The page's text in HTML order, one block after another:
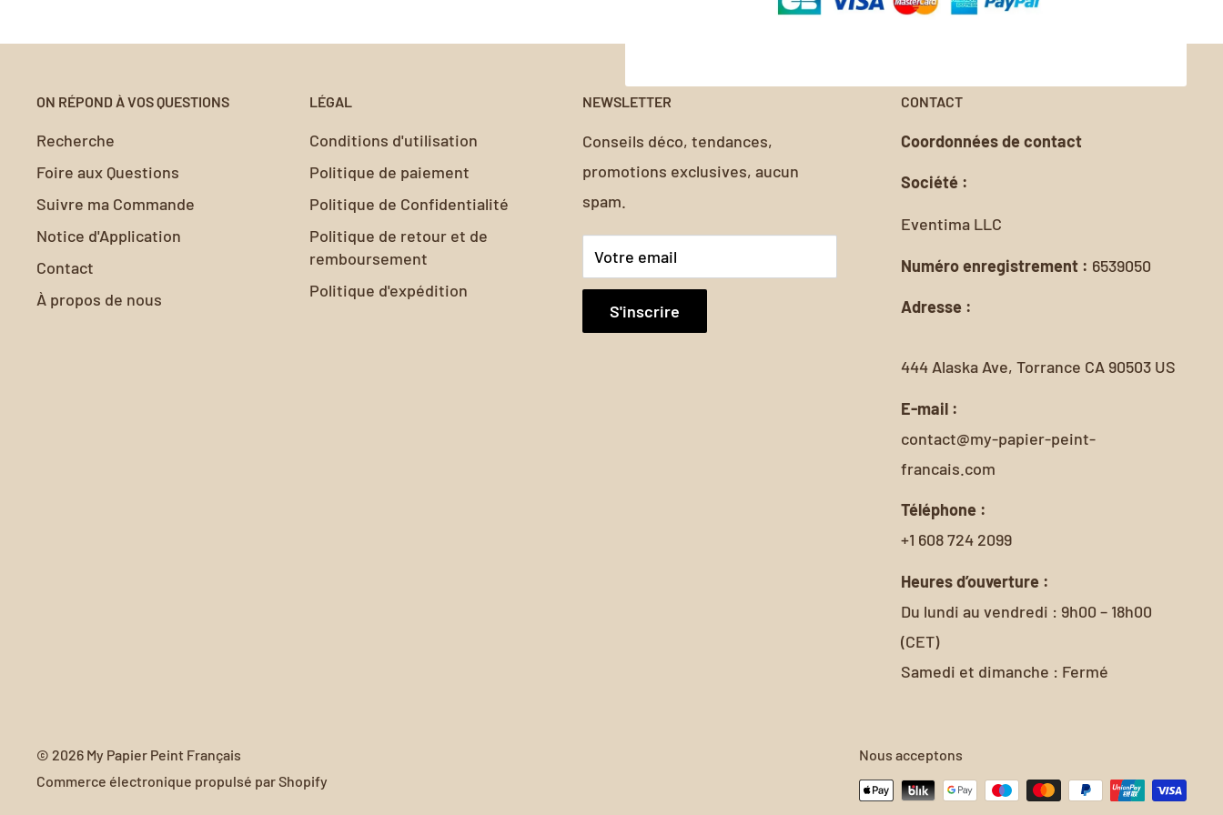
ON RÉPOND À VOS QUESTIONS
Recherche
Foire aux Questions
Suivre ma Commande
Notice d'Application
Contact
À propos de nous
LÉGAL
Conditions d'utilisation
Politique de paiement
Politique de Confidentialité
Politique de retour et de
remboursement
Politique d'expédition
NEWSLETTER
Conseils déco, tendances,
promotions exclusives, aucun
spam.
Votre email
S'inscrire
CONTACT
Coordonnées de contact
Société :
Eventima LLC
Numéro enregistrement : 6539050
Adresse :
444 Alaska Ave, Torrance CA 90503 US
E-mail :
contact@my-papier-peint-
francais.com
Téléphone :
+1 608 724 2099
Heures d’ouverture :
Du lundi au vendredi : 9h00 – 18h00
(CET)
Samedi et dimanche : Fermé
© 2026 My Papier Peint Français
Commerce électronique propulsé par Shopify
Nous acceptons